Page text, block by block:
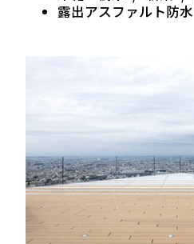
露出アスファルト防水